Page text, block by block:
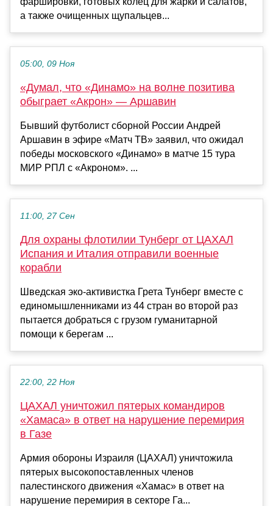
а также очищенных щупальцев...
05:00, 09 Ноя
«Думал, что «Динамо» на волне позитива
обыграет «Акрон» — Аршавин
Бывший футболист сборной России Андрей
Аршавин в эфире «Матч ТВ» заявил, что ожидал
победы московского «Динамо» в матче 15 тура
МИР РПЛ с «Акроном». ...
11:00, 27 Сен
Для охраны флотилии Тунберг от ЦАХАЛ
Испания и Италия отправили военные
корабли
Шведская эко-активистка Грета Тунберг вместе с
единомышленниками из 44 стран во второй раз
пытается добраться с грузом гуманитарной
помощи к берегам ...
22:00, 22 Ноя
ЦАХАЛ уничтожил пятерых командиров
«Хамаса» в ответ на нарушение перемирия
в Газе
Армия обороны Израиля (ЦАХАЛ) уничтожила
пятерых высокопоставленных членов
палестинского движения «Хамас» в ответ на
нарушение перемирия в секторе Га...